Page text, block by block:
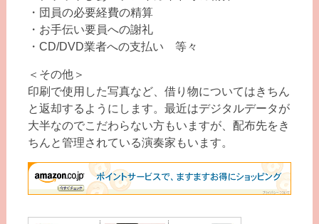
・団員の必要経費の精算
・お手伝い要員への謝礼
・CD/DVD業者への支払い 等々
＜その他＞
印刷で使用した写真など、借り物についてはきちん
と返却するようにします。最近はデジタルデータが
大半なのでこだわらない方もいますが、配布先をき
ちんと管理されている演奏家もいます。